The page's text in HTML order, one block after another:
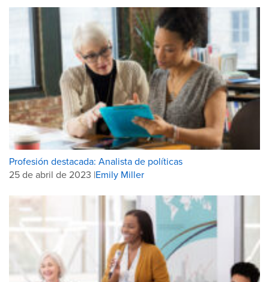
Profesión destacada: Analista de políticas
25 de abril de 2023 |Emily Miller